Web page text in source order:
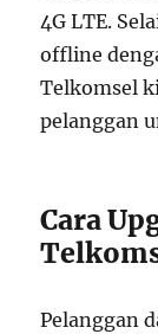
4G LTE.
offline
Telkomsel
pelanggan
Cara
Pelanggan